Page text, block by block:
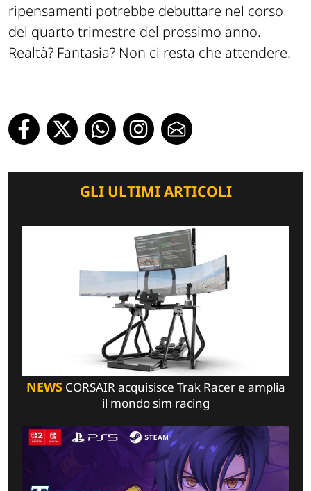
ripensamenti potrebbe debuttare nel corso
del quarto trimestre del prossimo anno.
Realtà? Fantasia? Non ci resta che attendere.
GLI ULTIMI ARTICOLI
NEWSCORSAIR acquisisce Trak Racer e amplia
il mondo sim racing